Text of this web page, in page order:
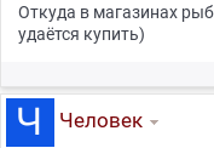
Откуда в магазинах
удаётся купить)
Человек